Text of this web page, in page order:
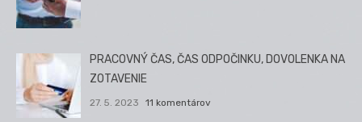
PRACOVNÝ ČAS, ČAS ODPOČINKU, DOVOLENKA NA
ZOTAVENIE
27. 5. 2023 11 komentárov